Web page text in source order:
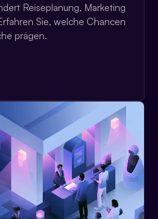
Reiseplanung, Marketing
Sie, welche Chancen
prägen.